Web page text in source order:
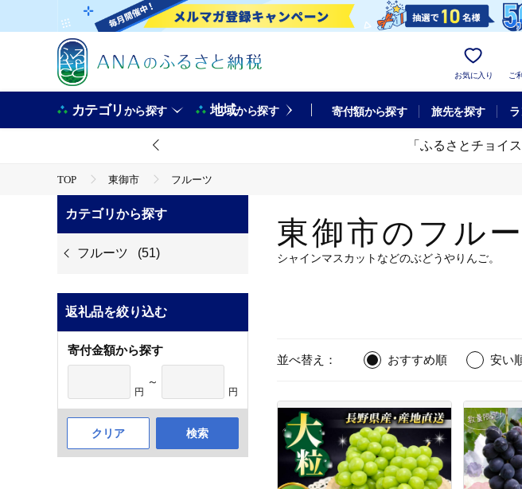
お気に入り ご
カテゴリから探す 地域から探す 寄付額から探す 旅先を探す
「ふるさとチョイ
TOP 東御市 フルーツ
カテゴリから探す
フルーツ (51)
返礼品を絞り込む
寄付金額から探す
円
～
円
クリア 検索
東御市のフル
シャインマスカットなどのぶどうやりんご。
並べ替え： おすすめ順 安い